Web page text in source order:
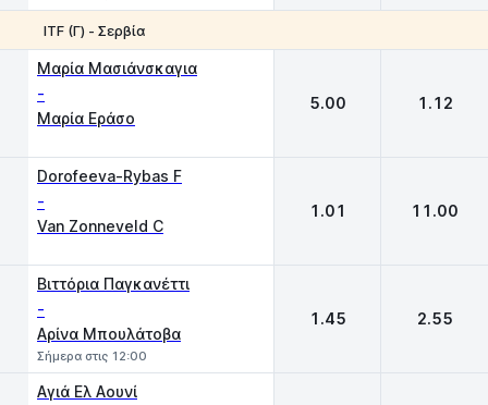
ITF (Γ) - Σερβία
Μαρία Μασιάνσκαγια
-
Μαρία Εράσο
5.00 1.12
Dorofeeva-Rybas F
-
Van Zonneveld C
1.01 11.00
Βιττόρια Παγκανέττι
-
Αρίνα Μπουλάτοβα
Σήμερα στις 12:00
1.45 2.55
Αγιά Ελ Αουνί